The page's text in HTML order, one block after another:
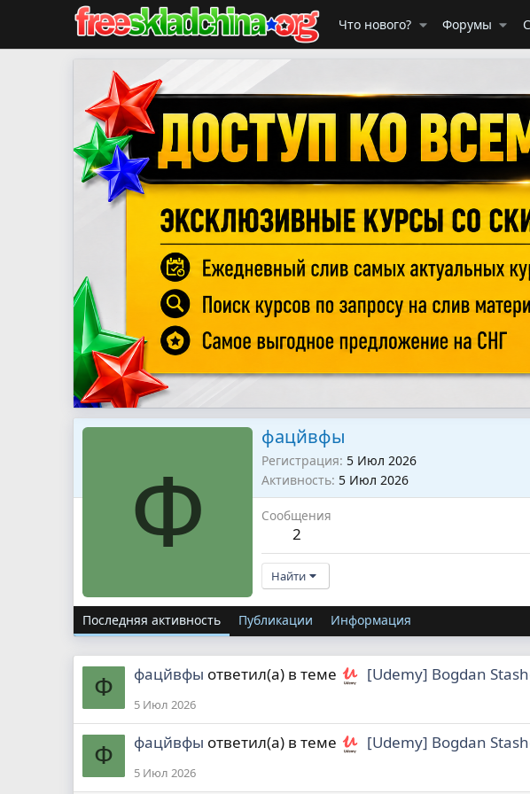
Что нового? Форумы
Ф
фацйвфы
Регистрация 5 Июл 2026
Активность 5 Июл 2026
Сообщения
2
Найти
Последняя активность Публикации Информация
Ф фацйвфы ответил(а) в теме [Udemy] Bogdan
5 Июл 2026
Ф фацйвфы ответил(а) в теме [Udemy] Bogdan
5 Июл 2026